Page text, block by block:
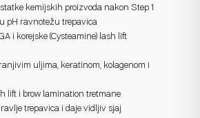
kemijskih proizvoda nakon Step 1
pH ravnotežu trepavica
i korejske (Cysteamine) lash lift
uljima, keratinom, kolagenom i
lift i brow lamination tretmane
trepavica i daje vidljiv sjaj